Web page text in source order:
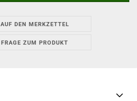
AUF DEN MERKZETTEL
FRAGE ZUM PRODUKT